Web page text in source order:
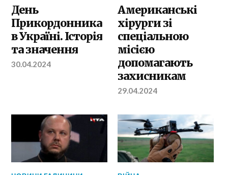
День
Прикордонника
в Україні. Історія
та значення
30.04.2024
Американські
хірурги зі
спеціальною
місією
допомагають
захисникам
29.04.2024